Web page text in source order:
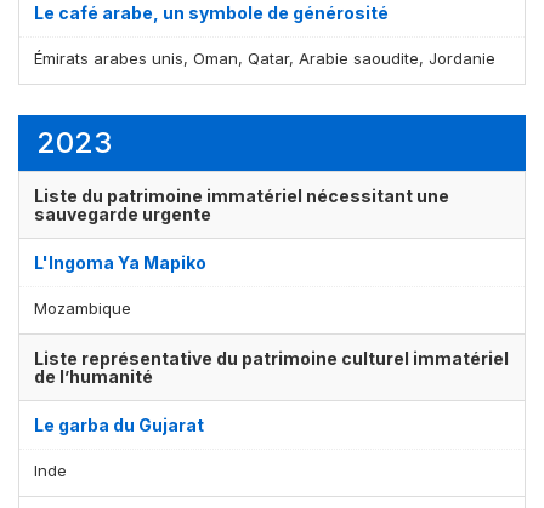
Affichage par et
Le café arabe, un symbole de générosité
Émirats arabes unis, Oman, Qatar, Arabie saoudite, Jordanie
2023
Liste du patrimoine immatériel nécessitant une
sauvegarde urgente
L'Ingoma Ya Mapiko
Mozambique
Liste représentative du patrimoine culturel immatériel
de l’humanité
Le garba du Gujarat
Inde